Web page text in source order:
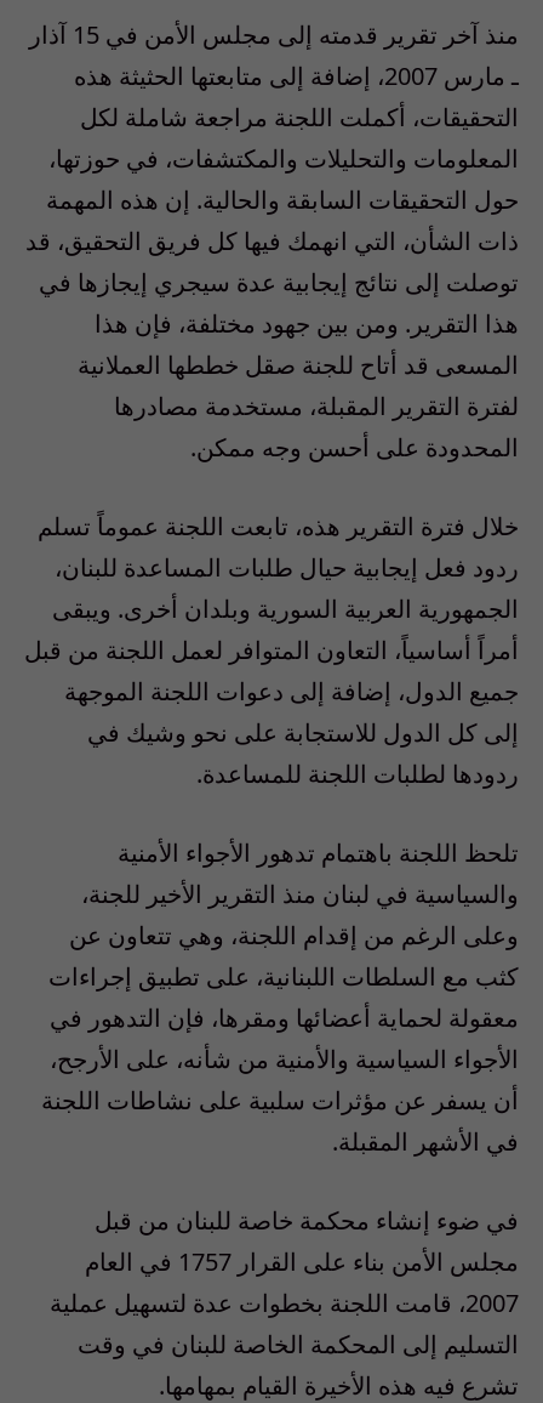
منذ آخر تقرير قدمته إلى مجلس الأمن في 15 آذار
ـ مارس 2007، إضافة إلى متابعتها الحثيثة هذه
التحقيقات، أكملت اللجنة مراجعة شاملة لكل
المعلومات والتحليلات والمكتشفات، في حوزتها،
حول التحقيقات السابقة والحالية. إن هذه المهمة
ذات الشأن، التي انهمك فيها كل فريق التحقيق، قد
توصلت إلى نتائج إيجابية عدة سيجري إيجازها في
هذا التقرير. ومن بين جهود مختلفة، فإن هذا
المسعى قد أتاح للجنة صقل خططها العملانية
لفترة التقرير المقبلة، مستخدمة مصادرها
المحدودة على أحسن وجه ممكن.
خلال فترة التقرير هذه، تابعت اللجنة عموماً تسلم
ردود فعل إيجابية حيال طلبات المساعدة للبنان،
الجمهورية العربية السورية وبلدان أخرى. ويبقى
أمراً أساسياً، التعاون المتوافر لعمل اللجنة من قبل
جميع الدول، إضافة إلى دعوات اللجنة الموجهة
إلى كل الدول للاستجابة على نحو وشيك في
ردودها لطلبات اللجنة للمساعدة.
تلحظ اللجنة باهتمام تدهور الأجواء الأمنية
والسياسية في لبنان منذ التقرير الأخير للجنة،
وعلى الرغم من إقدام اللجنة، وهي تتعاون عن
كثب مع السلطات اللبنانية، على تطبيق إجراءات
معقولة لحماية أعضائها ومقرها، فإن التدهور في
الأجواء السياسية والأمنية من شأنه، على الأرجح،
أن يسفر عن مؤثرات سلبية على نشاطات اللجنة
في الأشهر المقبلة.
في ضوء إنشاء محكمة خاصة للبنان من قبل
مجلس الأمن بناء على القرار 1757 في العام
2007، قامت اللجنة بخطوات عدة لتسهيل عملية
التسليم إلى المحكمة الخاصة للبنان في وقت
تشرع فيه هذه الأخيرة القيام بمهامها.